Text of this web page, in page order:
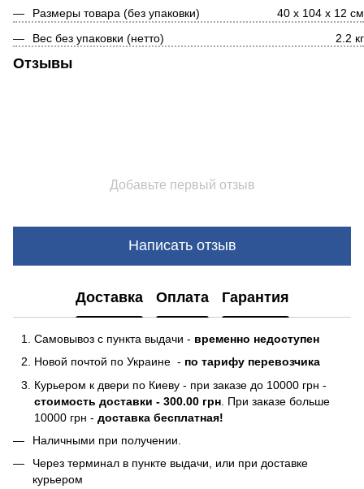
Размеры товара (без упаковки)
40 x 104 x 12 см
Вес без упаковки (нетто)
2.2 кг
Отзывы
Добавьте первый отзыв
Написать отзыв
Доставка Оплата Гарантия
Самовывоз с пункта выдачи - временно недоступен
Новой почтой по Украине - по тарифу перевозчика
Курьером к двери по Киеву - при заказе до 10000 грн -
стоимость доставки - 300.00 грн . При заказе больше
10000 грн - доставка бесплатная!
Наличными при получении.
Через терминал в пункте выдачи, или при доставке
курьером